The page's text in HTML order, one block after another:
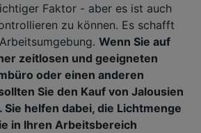
Faktor - aber es ist auch
zu können. Es schafft
Wenn Sie auf
zeitlosen und geeigneten
oder einen anderen
Sie den Kauf von Jalousien
helfen dabei, die Lichtmenge
in Ihren Arbeitsbereich